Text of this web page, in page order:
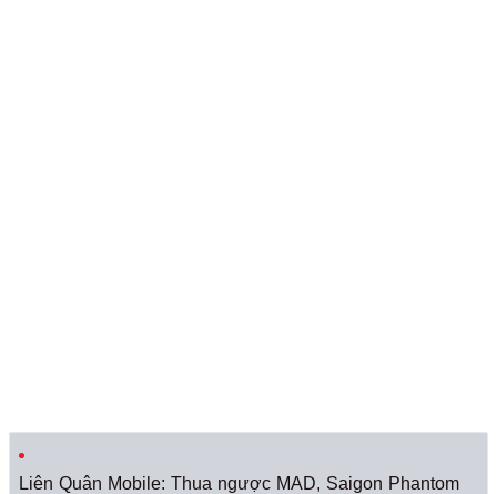
Liên Quân Mobile: Thua ngược MAD, Saigon Phantom